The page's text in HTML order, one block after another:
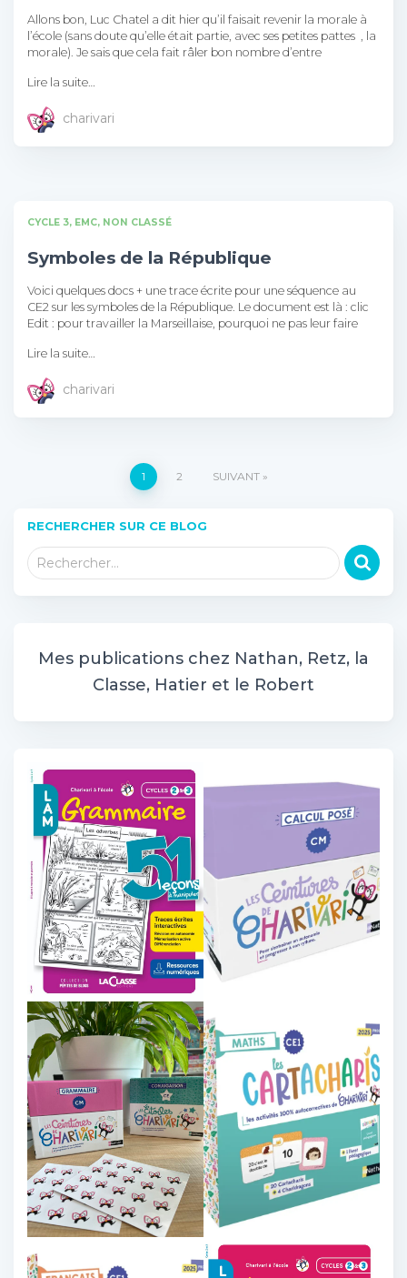
Allons bon, Luc Chatel a dit hier qu’il faisait revenir la morale à
l’école (sans doute qu’elle était partie, avec ses petites pattes , la
morale). Je sais que cela fait râler bon nombre d’entre
Lire la suite…
charivari
CYCLE 3 EMC NON CLASSÉ
Symboles de la République
Voici quelques docs + une trace écrite pour une séquence au
CE2 sur les symboles de la République. Le document est là : clic
Edit : pour travailler la Marseillaise, pourquoi ne pas leur faire
Lire la suite…
charivari
Pagination
des
publications
1 2 SUIVANT
RECHERCHER SUR CE BLOG
R Rechercher…
Mes publications chez Nathan, Retz, la
Classe, Hatier et le Robert